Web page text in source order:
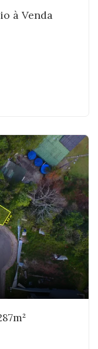
à Venda